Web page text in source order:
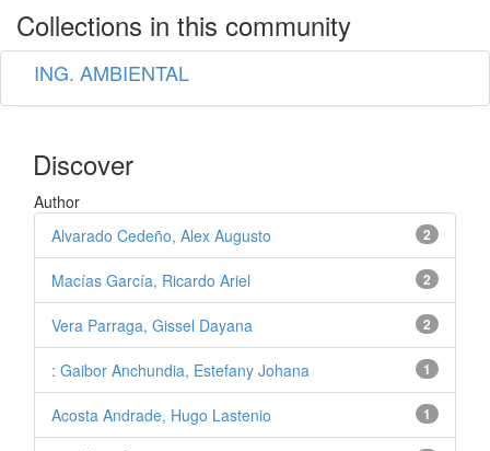
Collections in this community
ING. AMBIENTAL
Discover
Author
2
Alvarado Cedeño, Alex Augusto
2
Macías García, Ricardo Ariel
2
Vera Parraga, Gissel Dayana
1
: Gaibor Anchundia, Estefany Johana
1
Acosta Andrade, Hugo Lastenio